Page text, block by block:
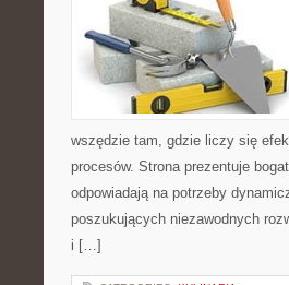
wszędzie tam, gdzie liczy się
procesów. Strona prezentuje
odpowiadają na potrzeby
poszukujących niezawodnych
i […]